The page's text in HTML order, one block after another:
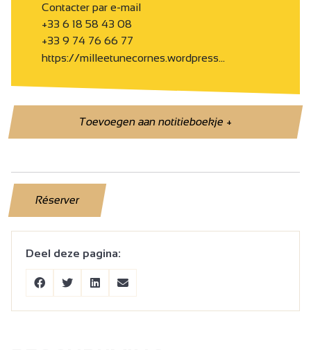
Contacter par e-mail
+33 6 18 58 43 08
+33 9 74 76 66 77
https://milleetunecornes.wordpress…
Toevoegen aan notitieboekje+
Réserver
Deel deze pagina: